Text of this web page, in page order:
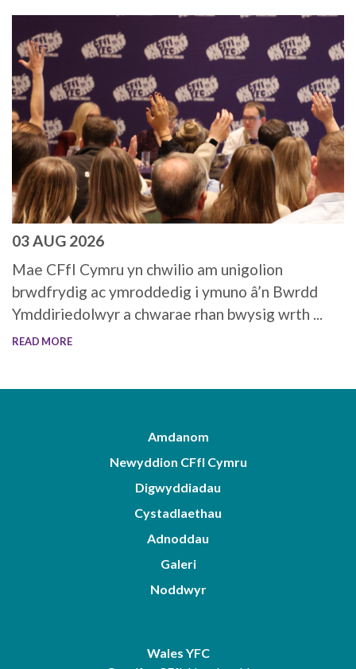
03 AUG 2026
Mae CFfI Cymru yn chwilio am unigolion
brwdfrydig ac ymroddedig i ymuno â’n Bwrdd
Ymddiriedolwyr a chwarae rhan bwysig wrth ...
READ MORE
Amdanom
Newyddion CFfI Cymru
Digwyddiadau
Cystadlaethau
Adnoddau
Galeri
Noddwyr
Wales YFC